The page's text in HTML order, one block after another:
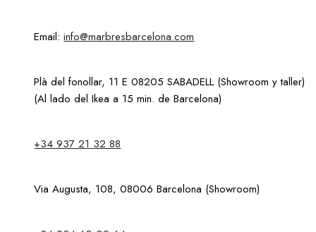
Email:info@marbresbarcelona.com
Plà del fonollar, 11 E 08205 SABADELL (Showroom y taller)
(Al lado del Ikea a 15 min. de Barcelona)
+34 937 21 32 88
Via Augusta, 108, 08006 Barcelona (Showroom)